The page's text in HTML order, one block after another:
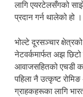
लागि एयरटेलसँगको
प्रदान गर्न थालेको हो ।
भोल्टे दूरसञ्चार
नेटवर्कमार्फत अझ
आवाजसहितको एचडी
पहिला नै उत्कृष्ट
ग्राहकहरूका लागि